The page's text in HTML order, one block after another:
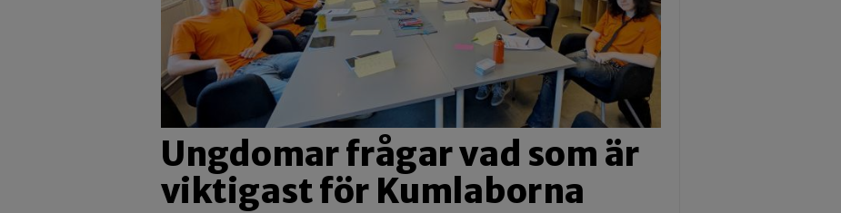
Ungdomar frågar vad som är
viktigast för Kumlaborna